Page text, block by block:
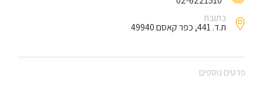
כתובת
ת.ד. 441, כפר קאסם 49940
פרטים נוספים